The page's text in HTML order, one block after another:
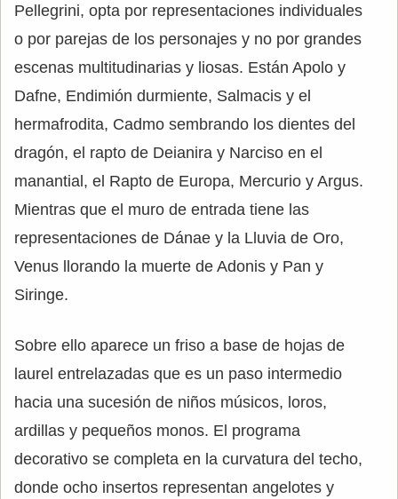
Pellegrini, opta por representaciones individuales
o por parejas de los personajes y no por grandes
escenas multitudinarias y liosas. Están Apolo y
Dafne, Endimión durmiente, Salmacis y el
hermafrodita, Cadmo sembrando los dientes del
dragón, el rapto de Deianira y Narciso en el
manantial, el Rapto de Europa, Mercurio y Argus.
Mientras que el muro de entrada tiene las
representaciones de Dánae y la Lluvia de Oro,
Venus llorando la muerte de Adonis y Pan y
Siringe.
Sobre ello aparece un friso a base de hojas de
laurel entrelazadas que es un paso intermedio
hacia una sucesión de niños músicos, loros,
ardillas y pequeños monos. El programa
decorativo se completa en la curvatura del techo,
donde ocho insertos representan angelotes y